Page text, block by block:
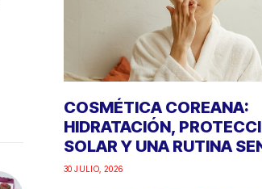
COSMÉTICA COREANA:
HIDRATACIÓN,
SOLAR Y UNA RUTINA
30 JULIO, 2026